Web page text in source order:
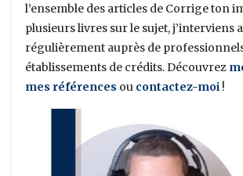
l’ensemble des articles de Corrige ton
plusieurs livres sur le sujet, j’interviens
régulièrement auprès de
établissements de crédits. Découvrez
mes références ou contactez-moi !